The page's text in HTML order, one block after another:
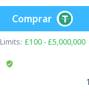
Limits: £100 - £5,000,000
Comprar